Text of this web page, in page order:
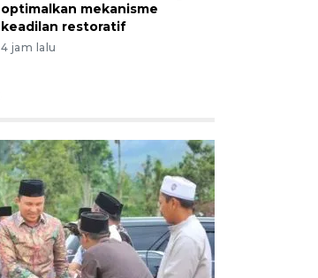
optimalkan mekanisme
keadilan restoratif
4 jam lalu